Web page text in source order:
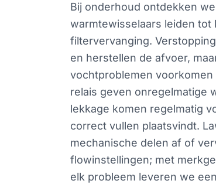
Bij onderhoud ontdekken
warmtewisselaars leiden
filtervervanging.
en herstellen de afvoer,
vochtproblemen
relais geven onregelmatige
lekkage komen regelmatig
correct vullen plaatsvindt.
mechanische delen af of
flowinstellingen; met
elk probleem leveren we